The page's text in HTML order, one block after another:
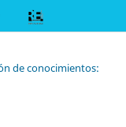
de conocimientos: